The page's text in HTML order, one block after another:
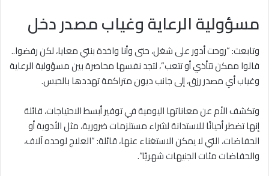
مسؤولية الرعاية وغياب مصدر دخل
وتابعت: “روحت أدور على شغل، حتى وأنا واخدة بنتي معايا، لكن رفضوا..
قالوا ممكن تتأذي أو تتعب”، لتجد نفسها محاصرة بين مسؤولية الرعاية
وغياب أي مصدر رزق، إلى جانب ديون متراكمة تهددها بالحبس.
وتكشف الأم عن معاناتها اليومية في توفير أبسط الاحتياجات، قائلة
إنها تضطر أحيانًا للاستدانة لشراء مستلزمات ضرورية، مثل الأدوية أو
الحفاضات، التي لا يمكن الاستغناء عنها، قائلة: “العلاج لوحده آلاف،
والحفاضات مئات الجنيهات شهريًا”.